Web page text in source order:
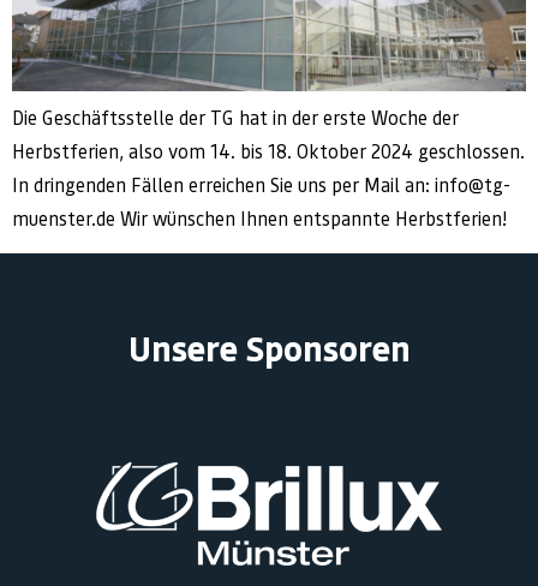
Die Geschäftsstelle der TG hat in der erste Woche der
Herbstferien, also vom 14. bis 18. Oktober 2024 geschlossen.
In dringenden Fällen erreichen Sie uns per Mail an: info@tg-
muenster.de Wir wünschen Ihnen entspannte Herbstferien!
Unsere Sponsoren